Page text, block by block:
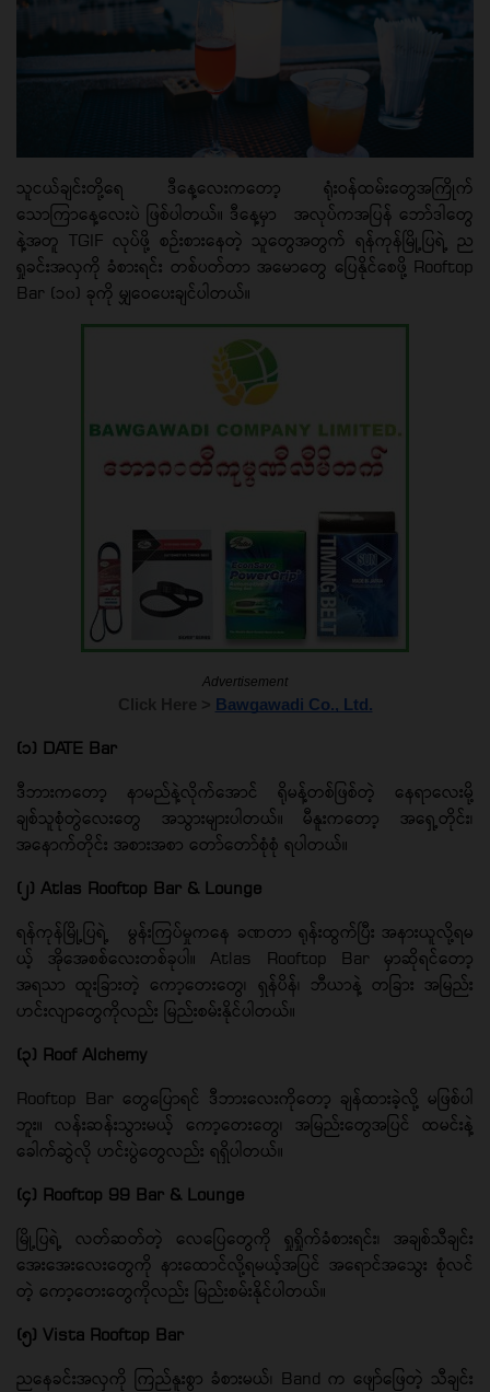
သူငယ်ချင်းတို့ရေ ဒီနေ့လေးကတော့ ရုံးဝန်ထမ်းတွေအကြိုက်
သောကြာနေ့လေးပဲ ဖြစ်ပါတယ်။ ဒီနေ့မှာ အလုပ်ကအပြန် ဘော်ဒါတွေ
နဲ့အတူ TGIF လုပ်ဖို့ စဉ်းစားနေတဲ့ သူတွေအတွက် ရန်ကုန်မြို့ပြရဲ့ ည
ရှုခင်းအလှကို ခံစားရင်း တစ်ပတ်တာ အမောတွေ ပြေနိုင်စေဖို့ Rooftop
Bar (၁၀) ခုကို မျှဝေပေးချင်ပါတယ်။
Advertisement
Bawgawadi Co., Ltd.
(၁) DATE Bar
ဒီဘားကတော့ နာမည်နဲ့လိုက်အောင် ရိုမန့်တစ်ဖြစ်တဲ့ နေရာလေးမို့
ချစ်သူစုံတွဲလေးတွေ အသွားများပါတယ်။ မီနူးကတော့ အရှေ့တိုင်း၊
အနောက်တိုင်း အစားအစာ တော်တော်စုံစုံ ရပါတယ်။
(၂) Atlas Rooftop Bar & Lounge
ရန်ကုန်မြို့ပြရဲ့ မွန်းကြပ်မှုကနေ ခဏတာ ရုန်းထွက်ပြီး အနားယူလို့ရမ
ယ့် အိုအေစစ်လေးတစ်ခုပါ။ Atlas Rooftop Bar မှာဆိုရင်တော့
အရသာ ထူးခြားတဲ့ ကော့တေးတွေ၊ ရှန်ပိန်၊ ဘီယာနဲ့ တခြား အမြည်း
ဟင်းလျာတွေကိုလည်း မြည်းစမ်းနိုင်ပါတယ်။
(၃) Roof Alchemy
Rooftop Bar တွေပြောရင် ဒီဘားလေးကိုတော့ ချန်ထားခဲ့လို့ မဖြစ်ပါ
ဘူး။ လန်းဆန်းသွားမယ့် ကော့တေးတွေ၊ အမြည်းတွေအပြင် ထမင်းနဲ့
ခေါက်ဆွဲလို ဟင်းပွဲတွေလည်း ရရှိပါတယ်။
(၄) Rooftop 99 Bar & Lounge
မြို့ပြရဲ့ လတ်ဆတ်တဲ့ လေပြေတွေကို ရှုရှိုက်ခံစားရင်း၊ အချစ်သီချင်း
အေးအေးလေးတွေကို နားထောင်လို့ရမယ့်အပြင် အရောင်အသွေး စုံလင်
တဲ့ ကော့တေးတွေကိုလည်း မြည်းစမ်းနိုင်ပါတယ်။
(၅) Vista Rooftop Bar
ညနေခင်းအလှကို ကြည်နူးစွာ ခံစားမယ်၊ Band က ဖျော်ဖြေတဲ့ သီချင်း